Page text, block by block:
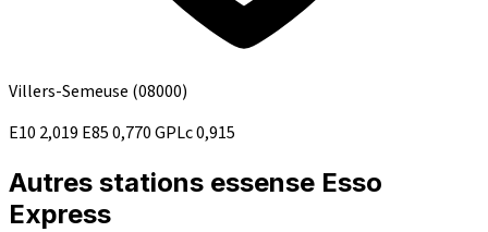
Villers-Semeuse (08000)
E10 2,019 E850,770GPLc0,915
Autres stations essense Esso
Express